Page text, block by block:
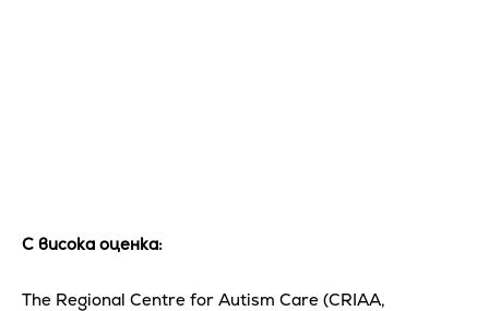
С висока оценка:
The Regional Centre for Autism Care (CRIAA,